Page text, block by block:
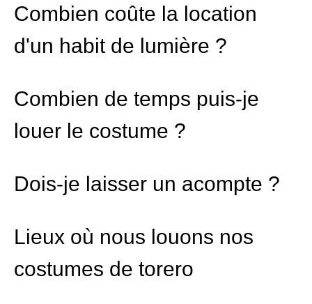
Combien coûte la location
d'un habit de lumière ?
Combien de temps puis-je
louer le costume ?
Dois-je laisser un acompte ?
Lieux où nous louons nos
costumes de torero